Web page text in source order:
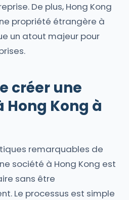
De plus, Hong Kong
propriété étrangère à
un atout majeur pour
créer une
Hong Kong à
remarquables de
société à Hong Kong est
sans être
Le processus est simple